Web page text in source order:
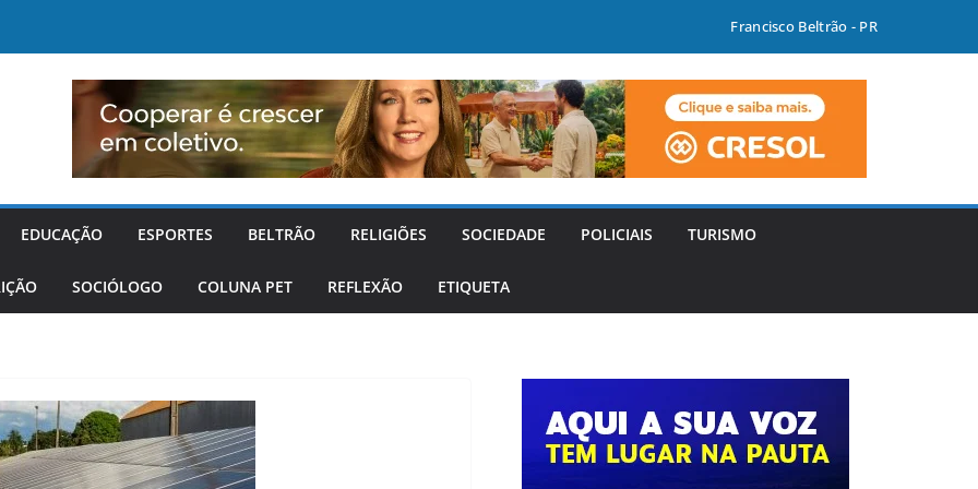
Francisco Beltrão - PR
EDUCAÇÃO ESPORTES BELTRÃO RELIGIÕES SOCIEDADE POLICIAIS TURISMO
SOCIÓLOGO COLUNA PET REFLEXÃO ETIQUETA